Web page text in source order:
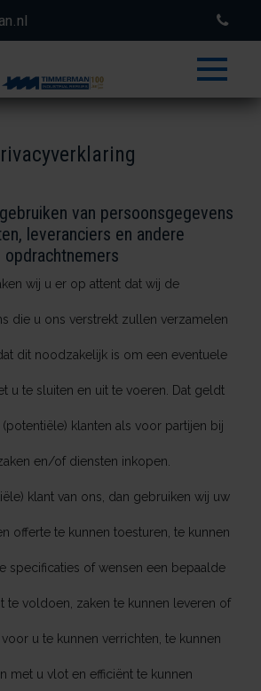
toggle
van persoonsgegevens
leveranciers en andere
opdrachtnemers
wij u er op attent dat wij de
die u ons verstrekt zullen verzamelen
dit noodzakelijk is om een eventuele
u te sluiten en uit te voeren. Dat geldt
klanten als voor partijen bij
en/of diensten inkopen.
klant van ons, dan gebruiken wij uw
offerte te kunnen toesturen, te kunnen
specificaties of wensen een bepaalde
te voldoen, zaken te kunnen leveren of
u te kunnen verrichten, te kunnen
met u vlot en efficiënt te kunnen